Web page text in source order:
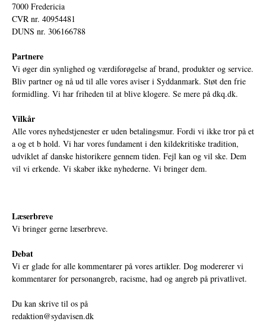
7000 Fredericia
CVR nr. 40954481
DUNS nr. 306166788
Partnere
Vi øger din synlighed og værdiforøgelse af brand, produkter og service.
Bliv partner og nå ud til alle vores aviser i Syddanmark. Støt den frie
formidling. Vi har friheden til at blive klogere. Se mere på dkq.dk.
Vilkår
Alle vores nyhedstjenester er uden betalingsmur. Fordi vi ikke tror på et
a og et b hold. Vi har vores fundament i den kildekritiske tradition,
udviklet af danske historikere gennem tiden. Fejl kan og vil ske. Dem
vil vi erkende. Vi skaber ikke nyhederne. Vi bringer dem.
Læserbreve
Vi bringer gerne læserbreve.
Debat
Vi er glade for alle kommentarer på vores artikler. Dog modererer vi
kommentarer for personangreb, racisme, had og angreb på privatlivet.
Du kan skrive til os på
redaktion@sydavisen.dk